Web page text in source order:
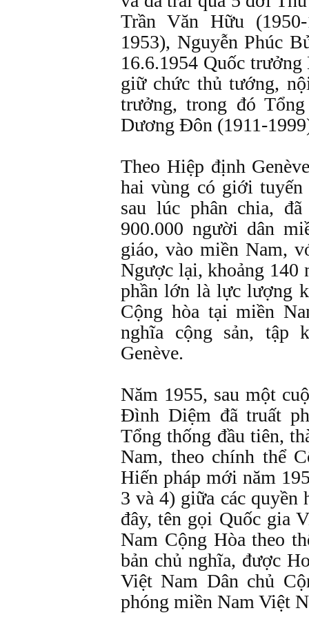
Trần Văn Hữu
1953), Nguyễn Phúc
16.6.1954 Quốc
giữ chức thủ tướng,
trưởng, trong đó
Dương Đôn (1911-
Theo Hiệp định
hai vùng có giới
sau lúc phân chia,
900.000 người dân
giáo, vào miền Nam,
Ngược lại, khoảng 140
phần lớn là lực lượng
Cộng hòa tại miền
nghĩa cộng sản, tập
Genève.
Năm 1955, sau một
Đình Diệm đã truất
Tổng thống đầu tiên,
Nam, theo chính thể
Hiến pháp mới năm
3 và 4) giữa các quyền
đây, tên gọi Quốc gia
Nam Cộng Hòa theo
bản chủ nghĩa, được
Việt Nam Dân chủ
phóng miền Nam Việt